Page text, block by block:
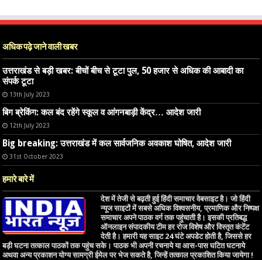
अधिक पढ़े जाने वाली खबर
उत्तराखंड से बड़ी खबर: बीचों बीच से टूटा पुल, 50 हजार से अधिक की आबादी का
संपर्क टूटा
13th July 2023
बिग ब्रेकिंग: कल बंद रहेंगे स्कूल व आंगनबाड़ी केंद्र… आदेश जारी
12th July 2023
Big breaking: उत्तराखंड में कल सार्वजनिक अवकाश घोषित, आदेश जारी
31st October 2023
हमारे बारे में
देश में तेजी से बढ़ती हुई हिंदी समाचार वेबसाइट है। जो हिंदी
न्यूज साइटों में सबसे अधिक विश्वसनीय, प्रमाणिक और निष्पक्ष
समाचार अपने पाठक वर्ग तक पहुंचाती है। इसकी प्रतिबद्ध
ऑनलाइन संपादकीय टीम हर रोज विशेष और विस्तृत कंटेंट
देती है। हमारी यह साइट 24 घंटे अपडेट होती है, जिससे हर
बड़ी घटना तत्काल पाठकों तक पहुंच सके। पाठक भी अपनी रचनाये या आस-पास घटित घटनाये
अथवा अन्य प्रकाशन योग्य सामग्री ईमेल पर भेज सकते है, जिन्हें तत्काल प्रकाशित किया जायेगा !